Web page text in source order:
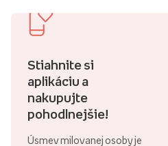
Stiahnite si
aplikáciu a
nakupujte
pohodlnejšie!
Úsmev milovanej osoby je